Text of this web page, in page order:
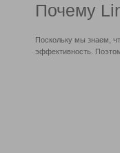
Почему
Поскольку мы знаем,
эффективность.